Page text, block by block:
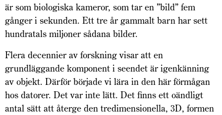
är som biologiska kameror, som tar en ”bild” fem
gånger i sekunden. Ett tre år gammalt barn har sett
hundratals miljoner sådana bilder.
Flera decennier av forskning visar att en
grundläggande komponent i seendet är igenkänning
av objekt. Därför började vi lära in den här förmågan
hos datorer. Det var inte lätt. Det finns ett oändligt
antal sätt att återge den tredimensionella, 3D, formen